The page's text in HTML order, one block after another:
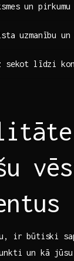
un
uzmanību
sekot‌ līdzi
ir būtiski
un kā